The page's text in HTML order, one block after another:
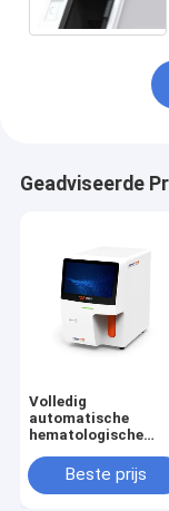
Geadviseerde
Volledig
automatische
hematologische
Beste prijs